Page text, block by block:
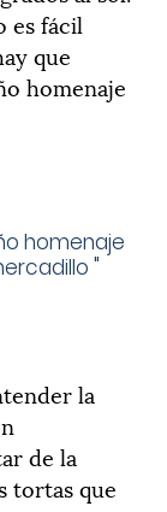
es fácil
que
homenaje
homenaje
"
la
de la
tortas que